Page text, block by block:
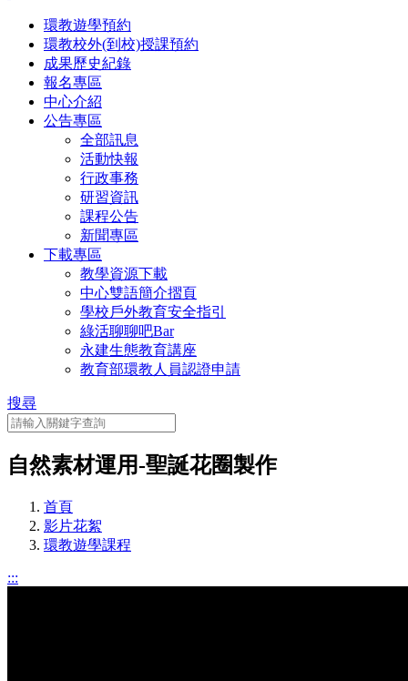
環教遊學預約
環教校外(到校)授課預約
成果歷史紀錄
報名專區
中心介紹
公告專區
全部訊息
活動快報
行政事務
研習資訊
課程公告
新聞專區
下載專區
教學資源下載
中心雙語簡介摺頁
學校戶外教育安全指引
綠活聊聊吧Bar
永建生態教育講座
教育部環教人員認證申請
搜尋
自然素材運用-聖誕花圈製作
首頁
影片花絮
環教遊學課程
:::